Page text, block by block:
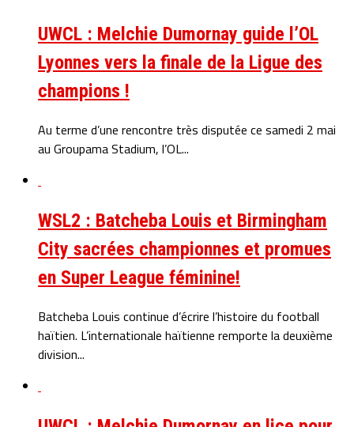
UWCL : Melchie Dumornay guide l’OL
Lyonnes vers la finale de la Ligue des
champions !
Au terme d’une rencontre très disputée ce samedi 2 mai
au Groupama Stadium, l’OL...
WSL2 : Batcheba Louis et Birmingham
City sacrées championnes et promues
en Super League féminine!
Batcheba Louis continue d’écrire l’histoire du football
haïtien. L’internationale haïtienne remporte la deuxième
division...